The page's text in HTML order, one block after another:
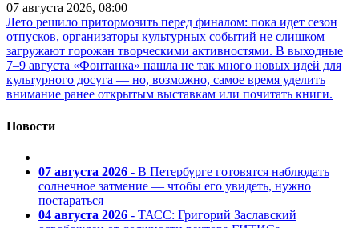
07 августа 2026, 08:00
Лето решило притормозить перед финалом: пока идет сезон
отпусков, организаторы культурных событий не слишком
загружают горожан творческими активностями. В выходные
7–9 августа «Фонтанка» нашла не так много новых идей для
культурного досуга — но, возможно, самое время уделить
внимание ранее открытым выставкам или почитать книги.
Новости
07 августа 2026 - В Петербурге готовятся наблюдать
солнечное затмение — чтобы его увидеть, нужно
постараться
04 августа 2026 - ТАСС: Григорий Заславский